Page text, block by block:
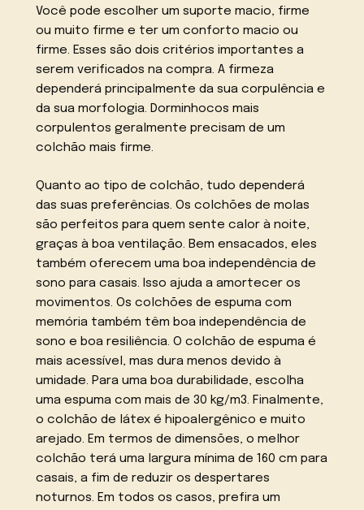
Você pode escolher um suporte macio, firme
ou muito firme e ter um conforto macio ou
firme. Esses são dois critérios importantes a
serem verificados na compra. A firmeza
dependerá principalmente da sua corpulência e
da sua morfologia. Dorminhocos mais
corpulentos geralmente precisam de um
colchão mais firme.
Quanto ao tipo de colchão, tudo dependerá
das suas preferências. Os colchões de molas
são perfeitos para quem sente calor à noite,
graças à boa ventilação. Bem ensacados, eles
também oferecem uma boa independência de
sono para casais. Isso ajuda a amortecer os
movimentos. Os colchões de espuma com
memória também têm boa independência de
sono e boa resiliência. O colchão de espuma é
mais acessível, mas dura menos devido à
umidade. Para uma boa durabilidade, escolha
uma espuma com mais de 30 kg/m3. Finalmente,
o colchão de látex é hipoalergênico e muito
arejado. Em termos de dimensões, o melhor
colchão terá uma largura mínima de 160 cm para
casais, a fim de reduzir os despertares
noturnos. Em todos os casos, prefira um